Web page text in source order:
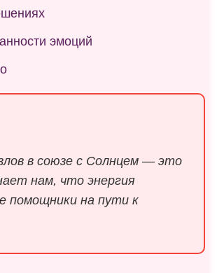
эмоций
в союзе с Солнцем — это
нам, что энергия
помощники на пути к